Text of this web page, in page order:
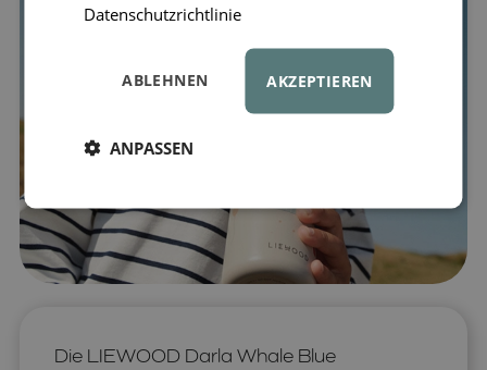
Die LIEWOOD Darla Whale Blue
Datenschutzrichtlinie
AKZEPTIEREN
ABLEHNEN
ANPASSEN